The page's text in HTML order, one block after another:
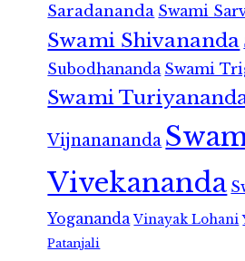
Saradananda Swami
Swami Shivananda
Subodhananda Swami
Swami
Vijnanananda
Vivekananda
Yogananda Vinayak Lohani
Patanjali